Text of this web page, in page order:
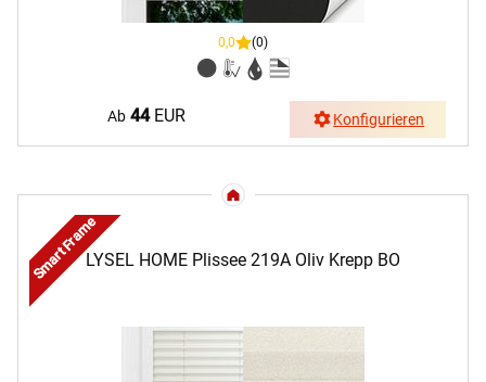
0,0 (0)
Ab 44EUR Konfigurieren
LYSEL HOME Plissee 219A Oliv Krepp BO
Smart Frame